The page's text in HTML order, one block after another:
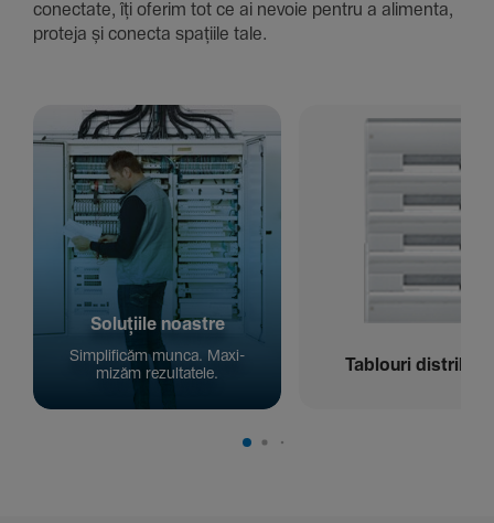
conec­tate, îți oferim tot ce ai nevoie pentru a alimenta,
proteja și conecta spațiile tale.
Solu­țiile noastre
Simpli­ficăm munca. Maxi­
mizăm rezul­ta­tele.
Tablouri